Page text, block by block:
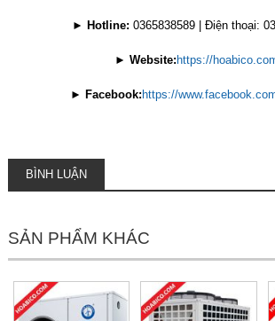
► Hotline: 0365838589 | Điện thoại:
►Website: https://
► Facebook: https://
BÌNH LUẬN
SẢN PHẨM KHÁC